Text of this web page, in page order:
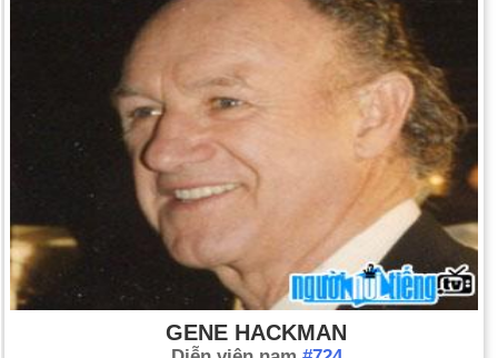
GENE HACKMAN